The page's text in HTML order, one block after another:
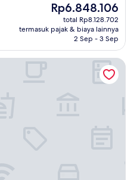
Harga
sekarang
Rp6.848.106
Rp6.848.106
total Rp8.128.702
termasuk pajak & biaya lainnya
2 Sep - 3 Sep